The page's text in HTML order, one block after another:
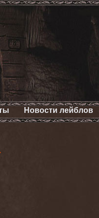
Новости лейблов